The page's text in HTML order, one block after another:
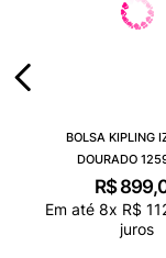
BOLSA KIPLING
DOURADO
R$ 899,
Em até 8x R$
juros